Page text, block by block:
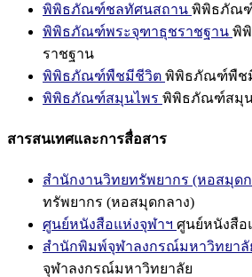
พิพิธภัณฑ์ชลทัศนสถาน พิพิธภัณ
พิพิธภัณฑ์พระจุฑาธุชราชฐาน พิ
ราชฐาน
พิพิธภัณฑ์พืชมีชีวิต พิพิธภัณฑ์พืช
พิพิธภัณฑ์สมุนไพร พิพิธภัณฑ์สมุน
สารสนเทศและการสื่อสาร
สำนักงานวิทยทรัพยากร (หอสมุด
ทรัพยากร (หอสมุดกลาง)
ศูนย์หนังสือแห่งจุฬาฯ ศูนย์หนังสือ
สำนักพิมพ์จุฬาลงกรณ์มหาวิทยาลั
จุฬาลงกรณ์มหาวิทยาลัย